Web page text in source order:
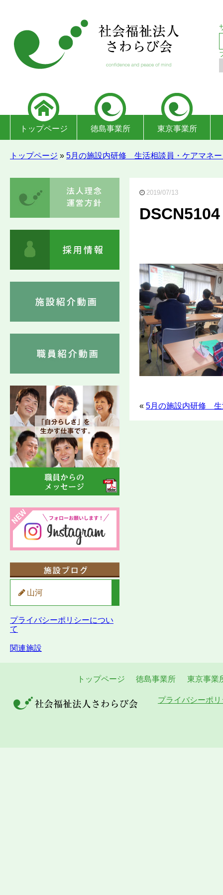
トップページ 徳島事業所 東京事業所
トップページ » 5月の施設内研修 生活相談員・ケアマネ
2019/07/13
DSCN5104
« 5月の施設内研修 生
山河
プライバシーポリシーについ
て
関連施設
トップページ 徳島事業所 東京事業
プライバシーポ